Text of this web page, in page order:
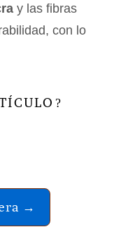
y las fibras
con lo
?
→